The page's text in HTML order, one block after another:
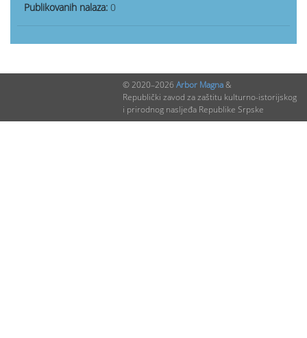
Publikovanih nalaza: 0
© 2020–2026 Arbor Magna&
Republički zavod za zaštitu kulturno-istorijskog
i prirodnog nasljeđa Republike Srpske